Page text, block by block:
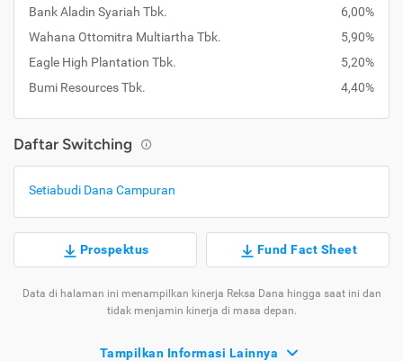
Bank Aladin Syariah Tbk.
6,00%
Wahana Ottomitra Multiartha Tbk.
5,90%
Eagle High Plantation Tbk.
5,20%
Bumi Resources Tbk.
4,40%
Daftar Switching
Setiabudi Dana Campuran
Prospektus Fund Fact Sheet
Data di halaman ini menampilkan kinerja Reksa Dana hingga saat ini dan
tidak menjamin kinerja di masa depan.
Tampilkan Informasi Lainnya